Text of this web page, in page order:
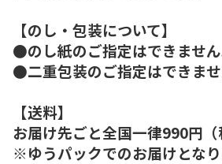
【のし・包装について】
●のし紙のご指定はできません
●二重包装のご指定はできませ
【送料】
お届け先ごと全国一律990円（
※ゆうパックでのお届けとなり